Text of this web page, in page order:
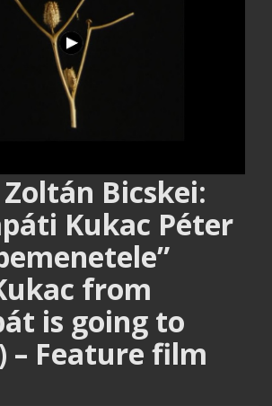
Bicskei:
Kukac Péter
from
is going to
– Feature film